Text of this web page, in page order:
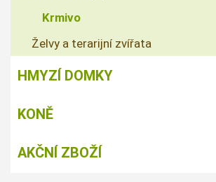
Krmivo
Želvy a terarijní zvířata
HMYZÍ DOMKY
KONĚ
AKČNÍ ZBOŽÍ